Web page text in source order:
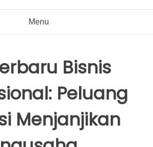
Menu
Bisnis
Peluang
Menjanjikan